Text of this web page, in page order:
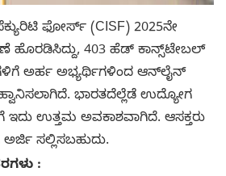
ಫೋರ್ಸ್ (CISF) 2025ನೇ
ಹೊರಡಿಸಿದ್ದು, 403 ಹೆಡ್ ಕಾನ್ಸ್‌ಟೇಬಲ್
ಅರ್ಹ ಅಭ್ಯರ್ಥಿಗಳಿಂದ ಆನ್‌ಲೈನ್
ಭಾರತದೆಲ್ಲೆಡೆ ಉದ್ಯೋಗ
ಉತ್ತಮ ಅವಕಾಶವಾಗಿದೆ. ಆಸಕ್ತರು
ಸಲ್ಲಿಸಬಹುದು.
: